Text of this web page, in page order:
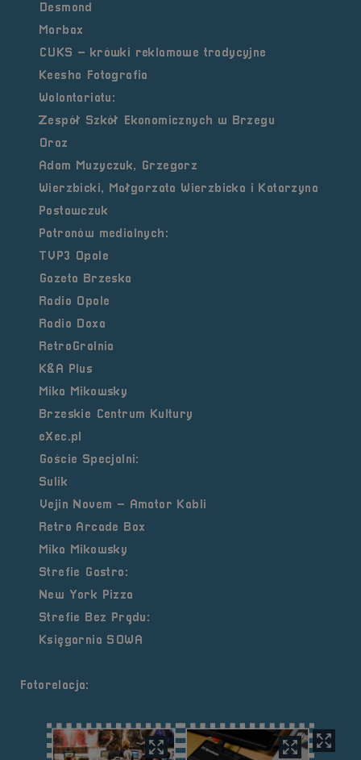
Desmond
Marbax
CUKS – krówki reklamowe tradycyjne
Keesho Fotografia
Wolontariatu:
Zespół Szkół Ekonomicznych w Brzegu
Oraz
Adam Muzyczuk, Grzegorz
Wierzbicki,
Małgorzata Wierzbicka i Katarzyna
Postawczuk
Patronów medialnych:
TVP3 Opole
Gazeta Brzeska
Radio Opole
Radio Doxa
RetroGralnia
K&A Plus
Mika Mikowsky
Brzeskie Centrum Kultury
eXec.pl
Goście Specjalni:
Sulik
Vejin Novem – Amator Kabli
Retro Arcade Box
Mika Mikowsky
Strefie Gastro:
New York Pizza
Strefie Bez Prądu:
Księgarnia SOWA
Fotorelacja: